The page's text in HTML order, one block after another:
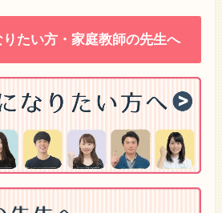
たい方・家庭教師の先生へ